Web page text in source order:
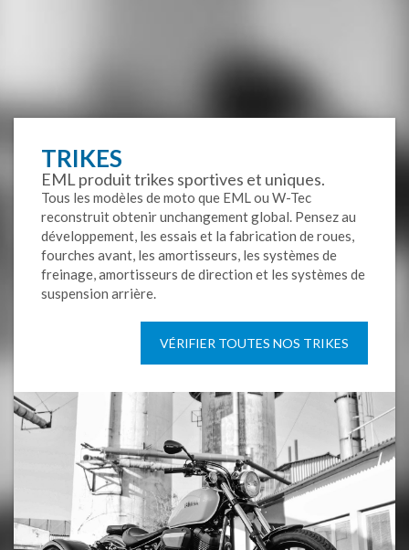
TRIKES
EML produit trikes sportives et uniques.
Tous les modèles de moto que EMLou W-Tec
reconstruitobtenir unchangement global. Pensez au
développement, les essais et la fabrication deroues,
fourches avant, les amortisseurs, les systèmes de
freinage,amortisseurs de direction et les systèmes de
suspension arrière.
VÉRIFIER TOUTES NOS TRIKES